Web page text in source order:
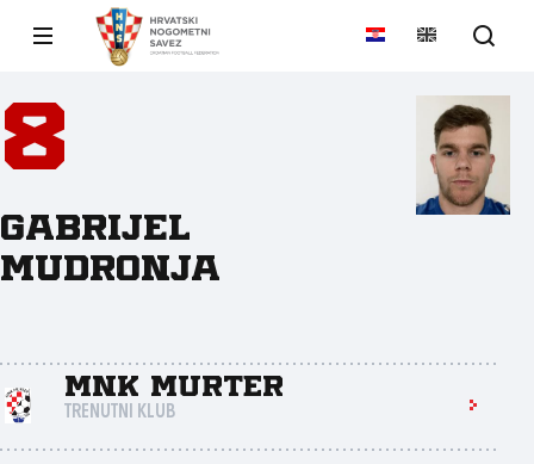
8
Gabrijel
Mudronja
MNK Murter
TRENUTNI KLUB